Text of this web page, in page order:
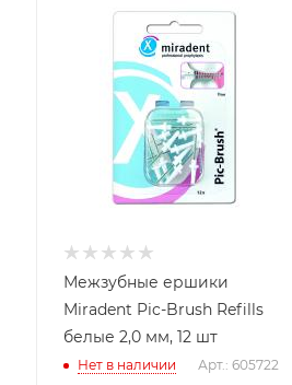
Межзубные ершики
Miradent Pic-Brush Refills
белые 2,0 мм, 12 шт
Нет в наличии Арт.: 605722